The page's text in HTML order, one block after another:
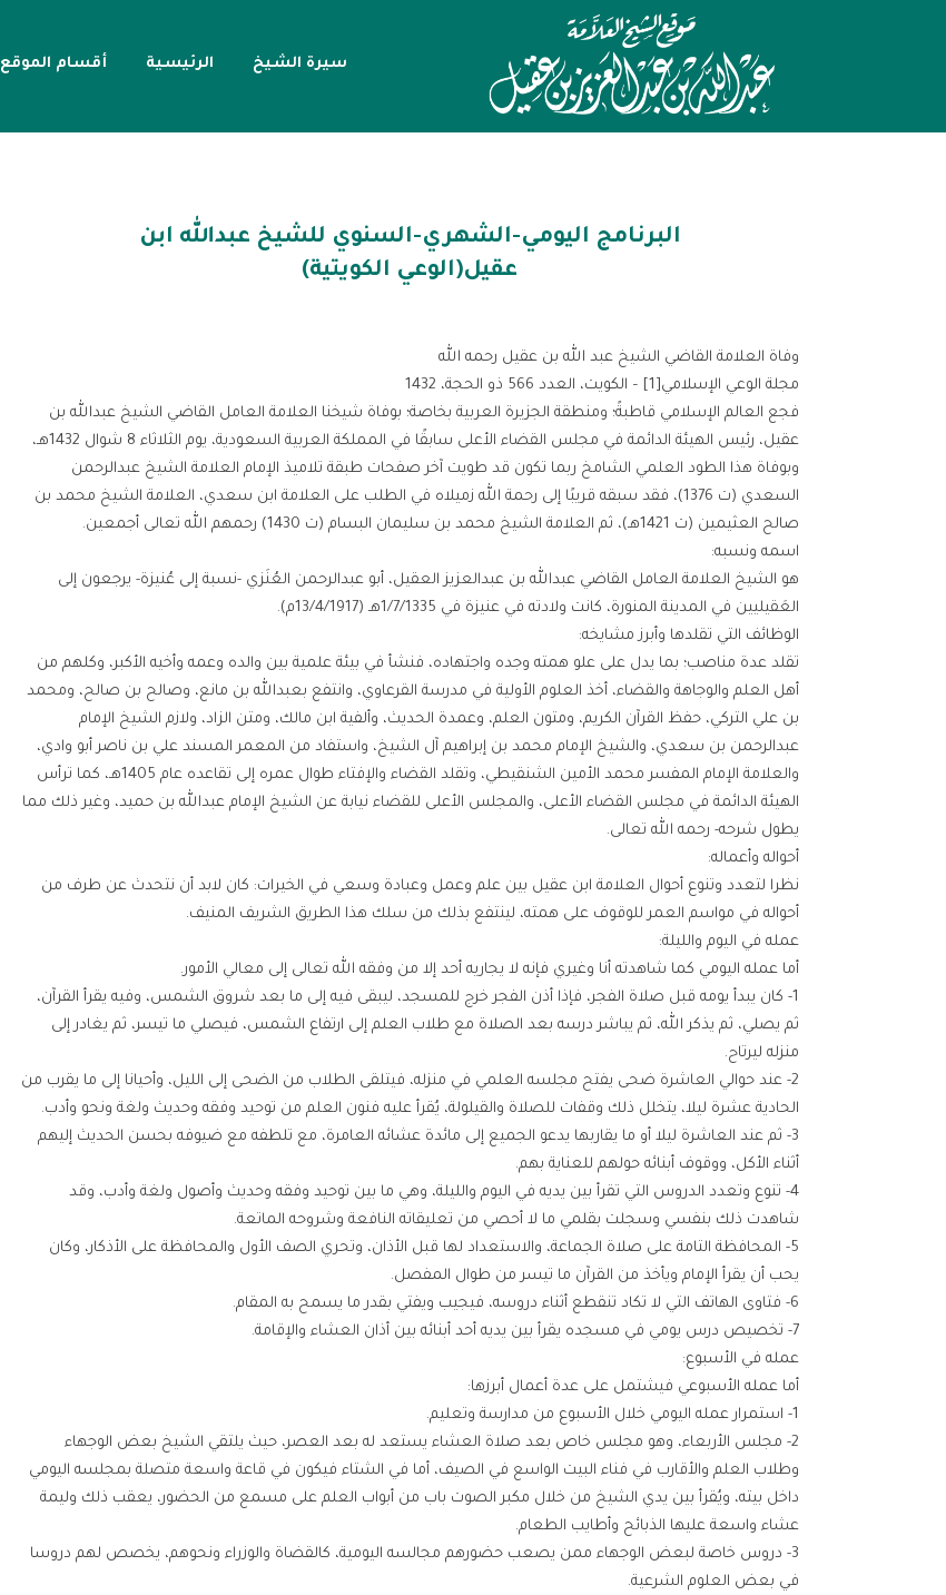
سيرة الشيخ الرئيسية أقسام الموقع
البرنامج اليومي-الشهري-السنوي للشيخ عبدالله ابن
عقيل(الوعي الكويتية)
وفاة العلامة القاضي الشيخ عبد الله بن عقيل رحمه الله
مجلة الوعي الإسلامي[1] – الكويت، العدد 566 ذو الحجة، 1432
فجع العالم الإسلامي قاطبةً؛ ومنطقة الجزيرة العربية بخاصة؛ بوفاة شيخنا العلامة العامل القاضي الشيخ عبدالله بن
عقيل، رئيس الهيئة الدائمة في مجلس القضاء الأعلى سابقًا في المملكة العربية السعودية، يوم الثلاثاء 8 شوال 1432هـ،
وبوفاة هذا الطود العلمي الشامخ ربما تكون قد طويت آخر صفحات طبقة تلاميذ الإمام العلامة الشيخ عبدالرحمن
السعدي (ت 1376)، فقد سبقه قريبًا إلى رحمة الله زميلاه في الطلب على العلامة ابن سعدي، العلامة الشيخ محمد بن
صالح العثيمين (ت 1421هـ)، ثم العلامة الشيخ محمد بن سليمان البسام (ت 1430) رحمهم الله تعالى أجمعين.
اسمه ونسبه:
هو الشيخ العلامة العامل القاضي عبدالله بن عبدالعزيز العقيل، أبو عبدالرحمن العُنَزي -نسبة إلى عُنيزة- يرجعون إلى
العَقيليين في المدينة المنورة، كانت ولادته في عنيزة في 1/7/1335هـ (13/4/1917م).
الوظائف التي تقلدها وأبرز مشايخه:
تقلد عدة مناصب؛ بما يدل على علو همته وجده واجتهاده، فنشأ في بيئة علمية بين والده وعمه وأخيه الأكبر، وكلهم من
أهل العلم والوجاهة والقضاء، أخذ العلوم الأولية في مدرسة القرعاوي، وانتفع بعبدالله بن مانع، وصالح بن صالح، ومحمد
بن علي التركي، حفظ القرآن الكريم، ومتون العلم، وعمدة الحديث، وألفية ابن مالك، ومتن الزاد، ولازم الشيخ الإمام
عبدالرحمن بن سعدي، والشيخ الإمام محمد بن إبراهيم آل الشيخ، واستفاد من المعمر المسند علي بن ناصر أبو وادي،
والعلامة الإمام المفسر محمد الأمين الشنقيطي، وتقلد القضاء والإفتاء طوال عمره إلى تقاعده عام 1405هـ، كما ترأس
الهيئة الدائمة في مجلس القضاء الأعلى، والمجلس الأعلى للقضاء نيابة عن الشيخ الإمام عبدالله بن حميد، وغير ذلك مما
يطول شرحه- رحمه الله تعالى.
أحواله وأعماله:
نظرا لتعدد وتنوع أحوال العلامة ابن عقيل بين علم وعمل وعبادة وسعي في الخيرات: كان لابد أن نتحدث عن طرف من
أحواله في مواسم العمر للوقوف على همته، لينتفع بذلك من سلك هذا الطريق الشريف المنيف.
عمله في اليوم والليلة:
أما عمله اليومي كما شاهدته أنا وغيري فإنه لا يجاريه أحد إلا من وفقه الله تعالى إلى معالي الأمور.
1- كان يبدأ يومه قبل صلاة الفجر، فإذا أذن الفجر خرج للمسجد، ليبقى فيه إلى ما بعد شروق الشمس، وفيه يقرأ القرآن،
ثم يصلي، ثم يذكر الله، ثم يباشر درسه بعد الصلاة مع طلاب العلم إلى ارتفاع الشمس، فيصلي ما تيسر، ثم يغادر إلى
منزله ليرتاح.
2- عند حوالي العاشرة ضحى يفتح مجلسه العلمي في منزله، فيتلقى الطلاب من الضحى إلى الليل، وأحيانا إلى ما يقرب من
الحادية عشرة ليلا، يتخلل ذلك وقفات للصلاة والقيلولة، يُقرأ عليه فنون العلم من توحيد وفقه وحديث ولغة ونحو وأدب.
3- ثم عند العاشرة ليلا أو ما يقاربها يدعو الجميع إلى مائدة عشائه العامرة، مع تلطفه مع ضيوفه بحسن الحديث إليهم
أثناء الأكل، ووقوف أبنائه حولهم للعناية بهم.
4- تنوع وتعدد الدروس التي تقرأ بين يديه في اليوم والليلة، وهي ما بين توحيد وفقه وحديث وأصول ولغة وأدب، وقد
شاهدت ذلك بنفسي وسجلت بقلمي ما لا أحصي من تعليقاته النافعة وشروحه الماتعة.
5- المحافظة التامة على صلاة الجماعة، والاستعداد لها قبل الأذان، وتحري الصف الأول والمحافظة على الأذكار، وكان
يحب أن يقرأ الإمام ويأخذ من القرآن ما تيسر من طوال المفصل.
6- فتاوى الهاتف التي لا تكاد تنقطع أثناء دروسه، فيجيب ويفتي بقدر ما يسمح به المقام.
7- تخصيص درس يومي في مسجده يقرأ بين يديه أحد أبنائه بين أذان العشاء والإقامة.
عمله في الأسبوع:
أما عمله الأسبوعي فيشتمل على عدة أعمال أبرزها:
1- استمرار عمله اليومي خلال الأسبوع من مدارسة وتعليم.
2- مجلس الأربعاء، وهو مجلس خاص بعد صلاة العشاء يستعد له بعد العصر، حيث يلتقي الشيخ بعض الوجهاء
وطلاب العلم والأقارب في فناء البيت الواسع في الصيف، أما في الشتاء فيكون في قاعة واسعة متصلة بمجلسه اليومي
داخل بيته، ويُقرأ بين يدي الشيخ من خلال مكبر الصوت باب من أبواب العلم على مسمع من الحضور، يعقب ذلك وليمة
عشاء واسعة عليها الذبائح وأطايب الطعام.
3- دروس خاصة لبعض الوجهاء ممن يصعب حضورهم مجالسه اليومية، كالقضاة والوزراء ونحوهم، يخصص لهم دروسا
في بعض العلوم الشرعية.